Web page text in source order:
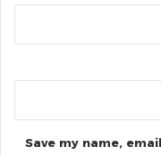
Save my name,